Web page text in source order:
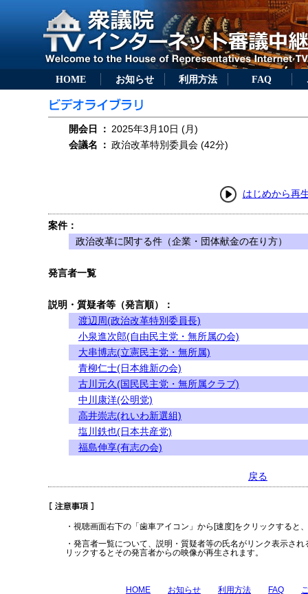
HOME お知らせ 利用方法 FAQ
開会日 ： 2025年3月10日 (月)
会議名
： 政治改革特別委員会 (42分)
はじめから再
案件：
政治改革に関する件（企業・団体献金の在り方）
発言者一覧
説明・質疑者等（発言順）：
渡辺周(政治改革特別委員長)
小泉進次郎(自由民主党・無所属の会)
大串博志(立憲民主党・無所属)
青柳仁士(日本維新の会)
古川元久(国民民主党・無所属クラブ)
中川康洋(公明党)
高井崇志(れいわ新選組)
塩川鉄也(日本共産党)
福島伸享(有志の会)
戻る
・視聴画面右下の「歯車アイコン」から[速度]をクリックすると
・発言者一覧について、説明・質疑者等の氏名がリンク表示さ
リックするとその発言者からの映像が再生されます。
HOME お知らせ 利用方法 FAQ